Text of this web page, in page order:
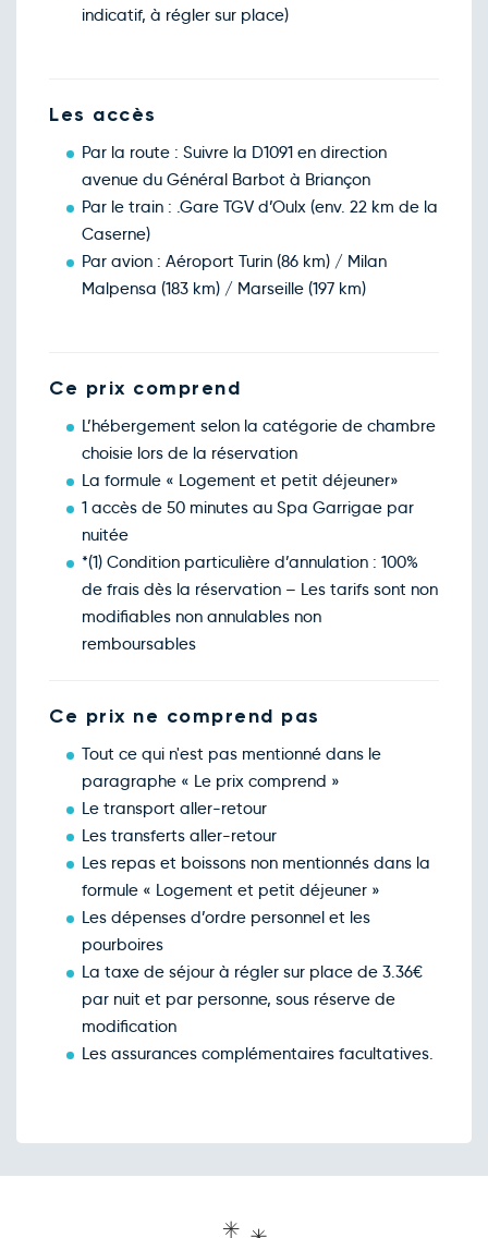
indicatif, à régler sur place)
Les accès
Par la route : Suivre la D1091 en direction
avenue du Général Barbot à Briançon
Par le train : .Gare TGV d’Oulx (env. 22 km de la
Caserne)
Par avion : Aéroport Turin (86 km) / Milan
Malpensa (183 km) / Marseille (197 km)
Ce prix comprend
L’hébergement selon la catégorie de chambre
choisie lors de la réservation
La formule « Logement et petit déjeuner»
1 accès de 50 minutes au Spa Garrigae par
nuitée
*(1) Condition particulière d’annulation : 100%
de frais dès la réservation – Les tarifs sont non
modifiables non annulables non
remboursables
Ce prix ne comprend pas
Tout ce qui n'est pas mentionné dans le
paragraphe « Le prix comprend »
Le transport aller-retour
Les transferts aller-retour
Les repas et boissons non mentionnés dans la
formule « Logement et petit déjeuner »
Les dépenses d’ordre personnel et les
pourboires
La taxe de séjour à régler sur place de 3.36€
par nuit et par personne, sous réserve de
modification
Les assurances complémentaires facultatives.